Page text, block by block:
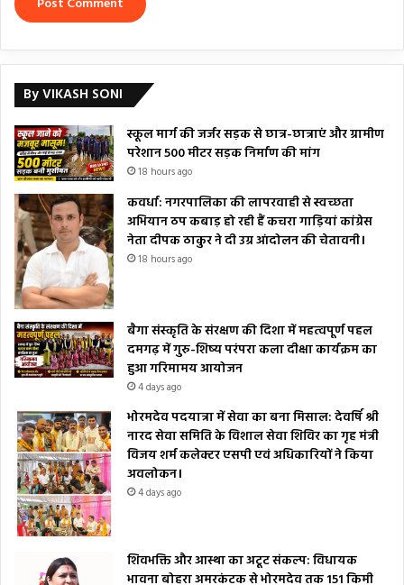
By VIKASH SONI
स्कूल मार्ग की जर्जर सड़क से छात्र-छात्राएं और ग्रामीण
परेशान 500 मीटर सड़क निर्माण की मांग
18 hours ago
कवर्धा: नगरपालिका की लापरवाही से स्वच्छता
अभियान ठप कबाड़ हो रही हैं कचरा गाड़ियां कांग्रेस
नेता दीपक ठाकुर ने दी उग्र आंदोलन की चेतावनी।
18 hours ago
बैगा संस्कृति के संरक्षण की दिशा में महत्वपूर्ण पहल
दमगढ़ में गुरु-शिष्य परंपरा कला दीक्षा कार्यक्रम का
हुआ गरिमामय आयोजन
4 days ago
भोरमदेव पदयात्रा में सेवा का बना मिसाल: देवर्षि श्री
नारद सेवा समिति के विशाल सेवा शिविर का गृह मंत्री
विजय शर्म कलेक्टर एसपी एवं अधिकारियों ने किया
अवलोकन।
4 days ago
शिवभक्ति और आस्था का अटूट संकल्प: विधायक
भावना बोहरा अमरकंटक से भोरमदेव तक 151 किमी